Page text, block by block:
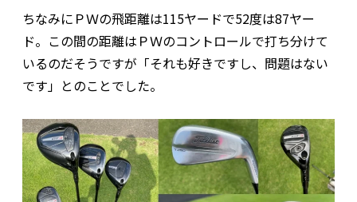
ちなみにＰＷの飛距離は115ヤードで52度は87ヤー
ド。この間の距離はＰＷのコントロールで打ち分けて
いるのだそうですが「それも好きですし、問題はない
です」とのことでした。